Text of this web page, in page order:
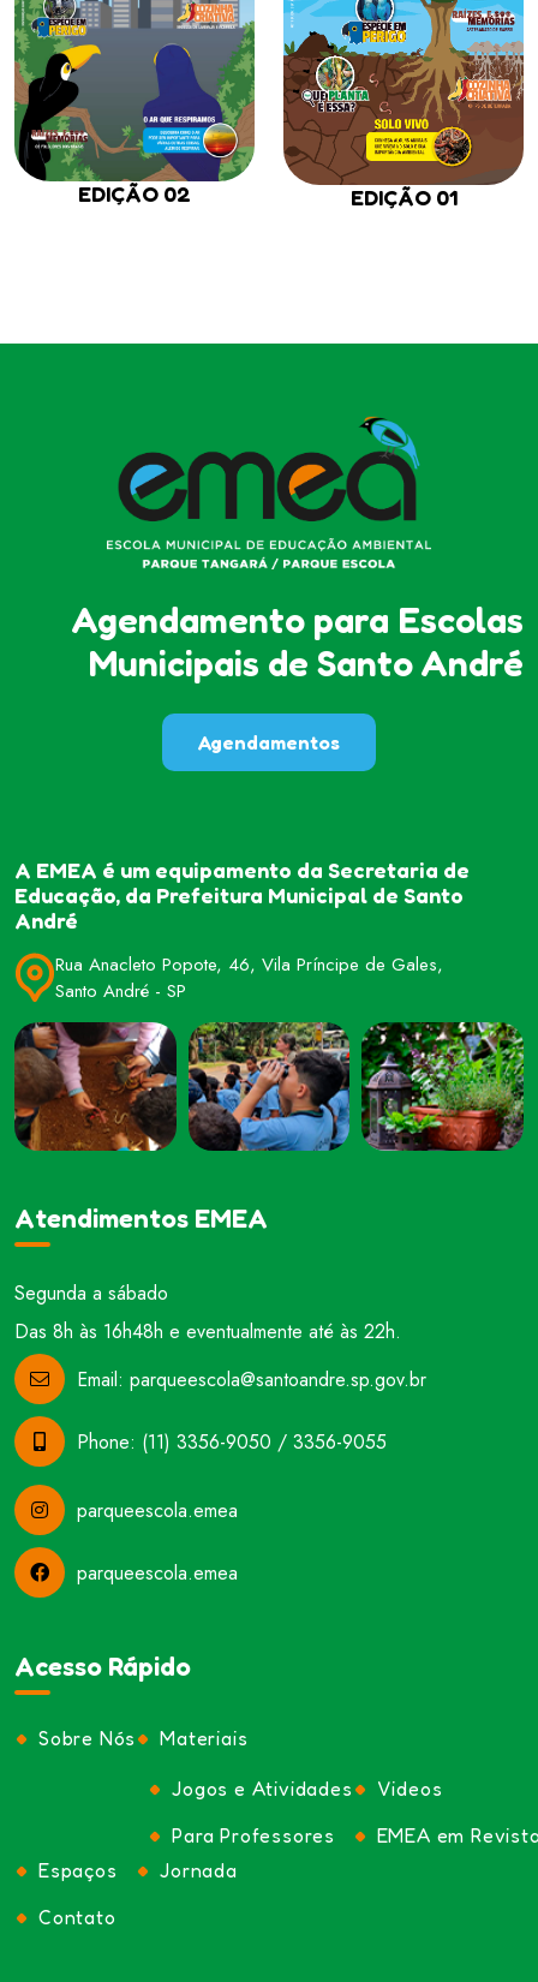
EDIÇÃO 02 EDIÇÃO 01
Agendamento para Escolas
Municipais de Santo André
Agendamentos
A EMEA é um equipamento da Secretaria de
Educação, da Prefeitura Municipal de Santo
André
Rua Anacleto Popote, 46, Vila Príncipe de Gales,
Santo André - SP
Atendimentos EMEA
Segunda a sábado
Das 8h às 16h48h e eventualmente até às 22h.
Email: parqueescola@santoandre.sp.gov.br
Phone: (11) 3356-9050 / 3356-9055
parqueescola.emea
parqueescola.emea
Acesso Rápido
Sobre Nós Materiais
Jogos e Atividades
Videos
Para Professores
EMEA em
Espaços
Jornada
Contato